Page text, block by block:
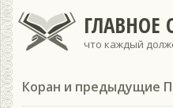
ГЛАВНОЕ
что каждый
Коран и предыдущие